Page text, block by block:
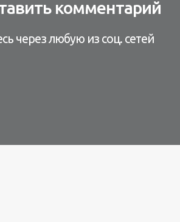
комментарий
через любую из соц. сетей